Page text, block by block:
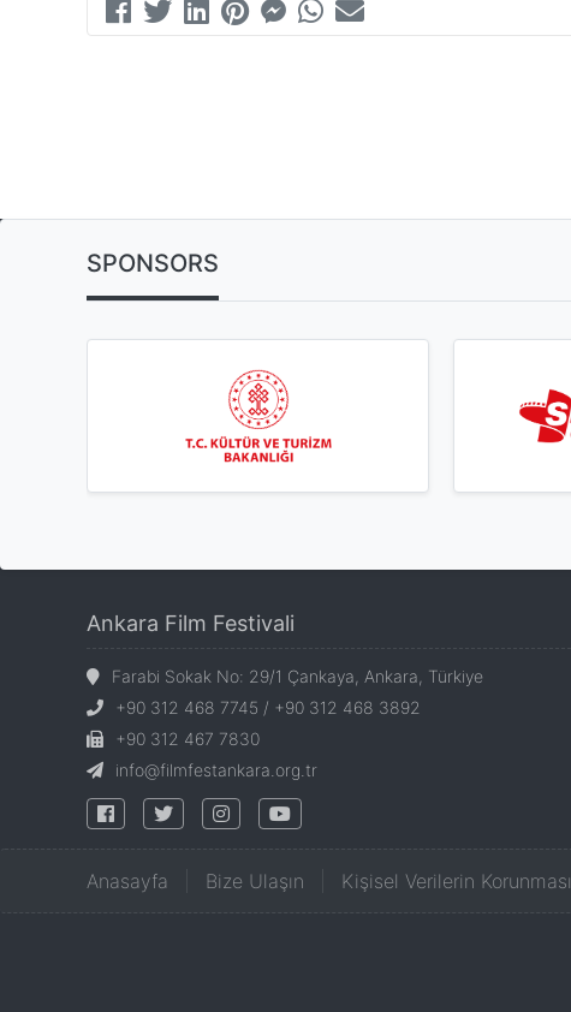
SPONSORS
Ankara Film Festivali
Farabi Sokak No: 29/1 Çankaya, Ankara, Türkiye
+90 312 468 7745 / +90 312 468 3892
+90 312 467 7830
info@filmfestankara.org.tr
Anasayfa Bize Ulaşın Kişisel Verilerin Korunması